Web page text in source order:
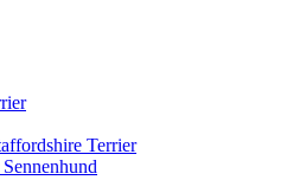
Terrier